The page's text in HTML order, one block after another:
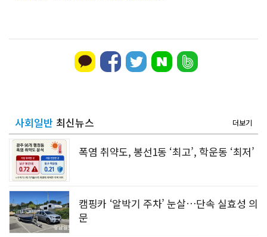
사회일반 최신뉴스 더보기
폭염 취약도, 봉선1동 ‘최고’, 학운동 ‘최저’
캠핑카 ‘알박기 주차’ 눈살…단속 실효성 의
문